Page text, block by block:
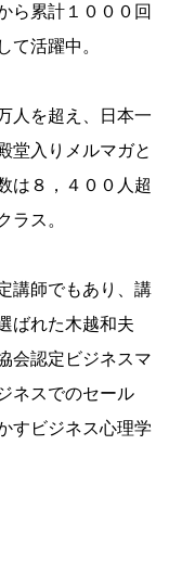
ら累計１０００回
て活躍中。
人を超え、日本一
堂入りメルマガと
は８，４００人超
ラス。
講師でもあり、講
ばれた木越和夫
会認定ビジネスマ
ネスでのセール
すビジネス心理学